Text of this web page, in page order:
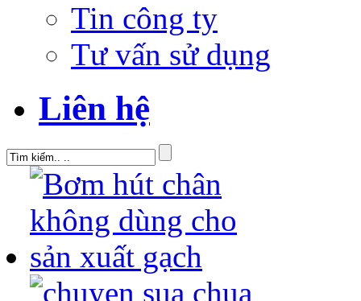
Tin công ty
Tư vấn sử dụng
Liên hệ